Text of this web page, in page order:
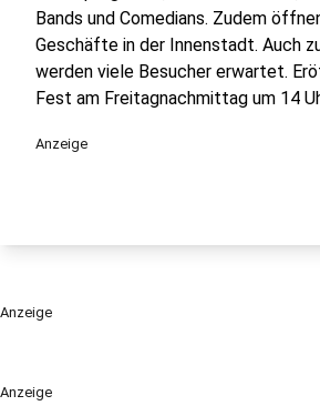
Anzeige
Bands und Comedians. Zudem
Geschäfte in der Innenstadt. Auch
werden viele Besucher erwartet.
Fest am Freitagnachmittag um 14
Anzeige
Anzeige